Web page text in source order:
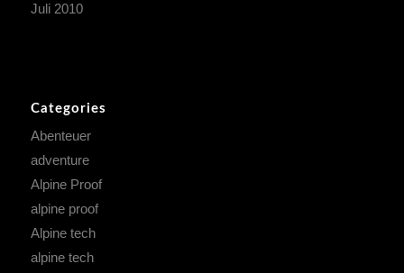
Juli 2010
Categories
Abenteuer
adventure
Alpine Proof
alpine proof
Alpine tech
alpine tech